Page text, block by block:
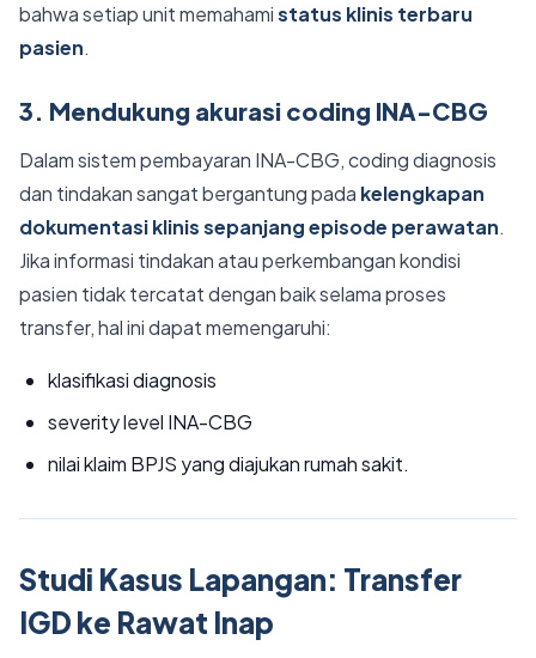
bahwa setiap unit memahamistatus klinis terbaru
pasien.
3. Mendukung akurasi coding INA-CBG
Dalam sistem pembayaran INA-CBG, coding diagnosis
dan tindakan sangat bergantung pada kelengkapan
dokumentasi klinis sepanjang episode perawatan.
Jika informasi tindakan atau perkembangan kondisi
pasien tidak tercatat dengan baik selama proses
transfer, hal ini dapat memengaruhi:
klasifikasi diagnosis
severity level INA-CBG
nilai klaim BPJS yang diajukan rumah sakit.
Studi Kasus Lapangan: Transfer
IGD ke Rawat Inap